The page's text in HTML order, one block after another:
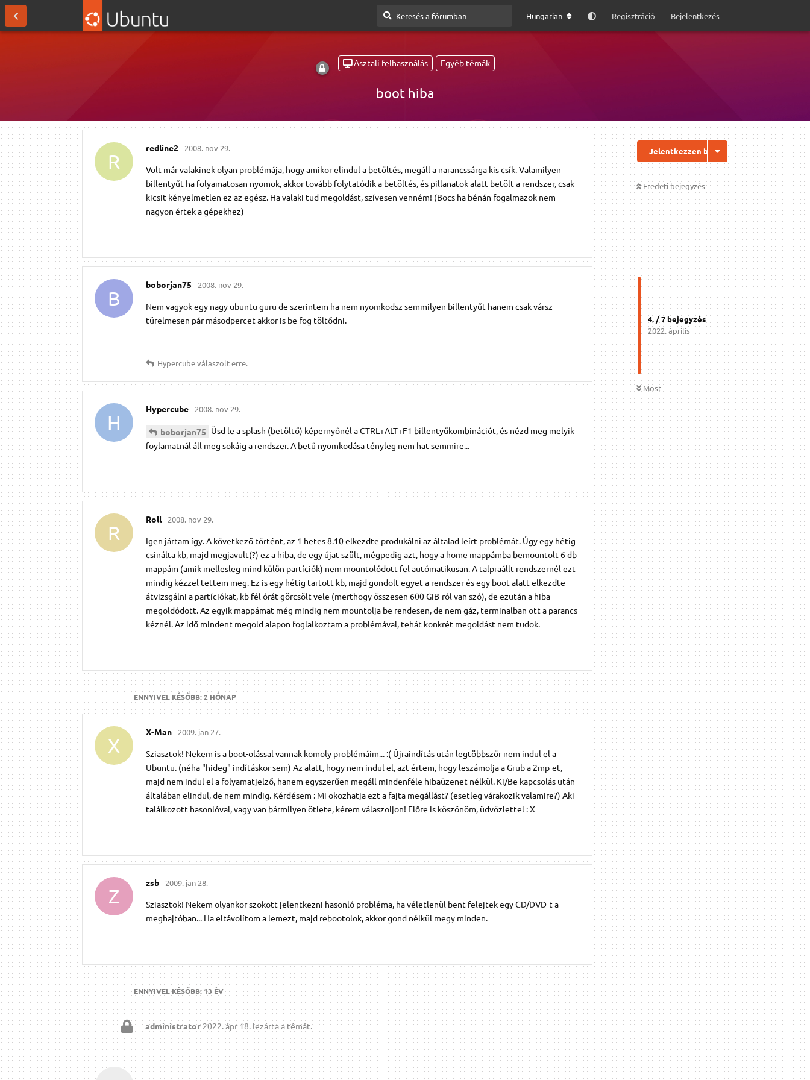
Hungarian Regisztráció Bejelentkezés
Asztali felhasználás Egyéb témák
boot hiba
Jelentkezzen be a válaszhoz
Eredeti bejegyzés
4. /7bejegyzés
2022. április
Most
R
redline2 2008. nov 29.
Volt már valakinek olyan problémája, hogy amikor elindul a betöltés, megáll a narancssárga kis csík. Valamilyen
billentyűt ha folyamatosan nyomok, akkor tovább folytatódik a betöltés, és pillanatok alatt betölt a rendszer, csak
kicsit kényelmetlen ez az egész. Ha valaki tud megoldást, szívesen venném! (Bocs ha bénán fogalmazok nem
nagyon értek a gépekhez)
B
boborjan75 2008. nov 29.
Nem vagyok egy nagy ubuntu guru de szerintem ha nem nyomkodsz semmilyen billentyűt hanem csak vársz
türelmesen pár másodpercet akkor is be fog töltődni.
Hypercubeválaszolt erre.
H
Hypercube 2008. nov 29.
boborjan75 Üsd le a splash (betöltő) képernyőnél a CTRL+ALT+F1 billentyűkombinációt, és nézd meg melyik
foylamatnál áll meg sokáig a rendszer. A betű nyomkodása tényleg nem hat semmire...
R
Roll 2008. nov 29.
Igen jártam így. A következő történt, az 1 hetes 8.10 elkezdte produkálni az általad leírt problémát. Úgy egy hétig
csinálta kb, majd megjavult(?) ez a hiba, de egy újat szült, mégpedig azt, hogy a home mappámba bemountolt 6 db
mappám (amik mellesleg mind külön partíciók) nem mountolódott fel autómatikusan. A talpraállt rendszernél ezt
mindig kézzel tettem meg. Ez is egy hétig tartott kb, majd gondolt egyet a rendszer és egy boot alatt elkezdte
átvizsgálni a partíciókat, kb fél órát görcsölt vele (merthogy összesen 600 GiB-ról van szó), de ezután a hiba
megoldódott. Az egyik mappámat még mindig nem mountolja be rendesen, de nem gáz, terminalban ott a parancs
kéznél. Az idő mindent megold alapon foglalkoztam a problémával, tehát konkrét megoldást nem tudok.
ENNYIVEL KÉSŐBB:2 HÓNAP
X
X-Man 2009. jan 27.
Sziasztok! Nekem is a boot-olással vannak komoly problémáim... :( Újraindítás után legtöbbször nem indul el a
Ubuntu. (néha "hideg" indításkor sem) Az alatt, hogy nem indul el, azt értem, hogy leszámolja a Grub a 2mp-et,
majd nem indul el a folyamatjelző, hanem egyszerűen megáll mindenféle hibaüzenet nélkül. Ki/Be kapcsolás után
általában elindul, de nem mindig. Kérdésem : Mi okozhatja ezt a fajta megállást? (esetleg várakozik valamire?) Aki
találkozott hasonlóval, vagy van bármilyen ötlete, kérem válaszoljon! Előre is köszönöm, üdvözlettel : X
Z
zsb 2009. jan 28.
Sziasztok! Nekem olyankor szokott jelentkezni hasonló probléma, ha véletlenül bent felejtek egy CD/DVD-t a
meghajtóban... Ha eltávolítom a lemezt, majd rebootolok, akkor gond nélkül megy minden.
ENNYIVEL KÉSŐBB:13 ÉV
administrator 2022. ápr 18.lezárta a témát.